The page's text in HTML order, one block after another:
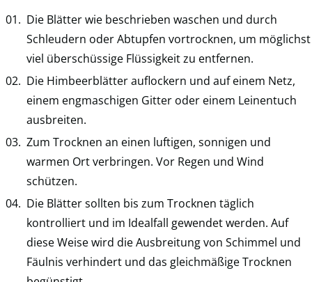
Die Blätter wie beschrieben waschen und durch
Schleudern oder Abtupfen vortrocknen, um möglichst
viel überschüssige Flüssigkeit zu entfernen.
Die Himbeerblätter auflockern und auf einem Netz,
einem engmaschigen Gitter oder einem Leinentuch
ausbreiten.
Zum Trocknen an einen luftigen, sonnigen und
warmen Ort verbringen. Vor Regen und Wind
schützen.
Die Blätter sollten bis zum Trocknen täglich
kontrolliert und im Idealfall gewendet werden. Auf
diese Weise wird die Ausbreitung von Schimmel und
Fäulnis verhindert und das gleichmäßige Trocknen